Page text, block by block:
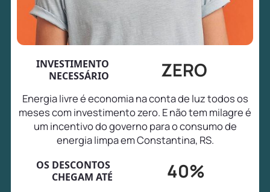
INVESTIMENTO
NECESSÁRIO
ZERO
Energia livre é economia na conta de luz todos os
meses com investimento zero. E não tem milagre é
um incentivo do governo para o consumo de
energia limpa em Constantina, RS.
OS DESCONTOS
CHEGAM ATÉ
40%